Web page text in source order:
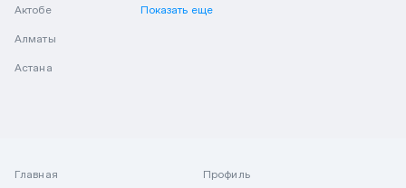
Актобе
Алматы
Астана
Показать еще
Главная
Профиль